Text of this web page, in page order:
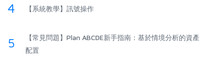
4 【系統教學】訊號操作
5
【常見問題】Plan ABCDE新手指南：基於情境分析的資產
配置